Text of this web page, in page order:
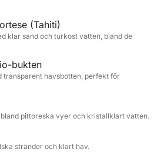
La Maddalena och ön Spargi,
och stränderna erbjuder
Under dagen planeras flera
ombord, medan man
det turkosa havet. På
vi till Costa Smeralda och
och natursköna kuststräckor
vikar som Cala Capra och ön
för ett sista stopp innan vi
(Tahiti)
klar sand och turkost vatten, bland de
bukten
transparent havsbotten, perfekt för
pittoreska vyer och kristallklart vatten.
stränder och klart hav.